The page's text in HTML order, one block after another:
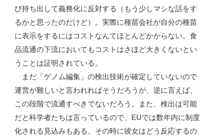
び持ち出して義務化に反対する（もう少しマシな話をす
るかと思ったのだけど）。実際に種苗会社が自分の種苗
に表示をするにはコストなんてほとんどかからない。食
品流通の下流においてもコストはさほど大きくないとい
うことは証明されている。
まだ「ゲノム編集」の検出技術が確定していないので
運営が難しいと言われればそうだろうが、逆に言えば、
この段階で流通すべきでないだろう。また、検出は可能
だと科学者たちは言っているので、EUでは数年内に制度
化される見込みもある。その時に彼女はどう反応するの